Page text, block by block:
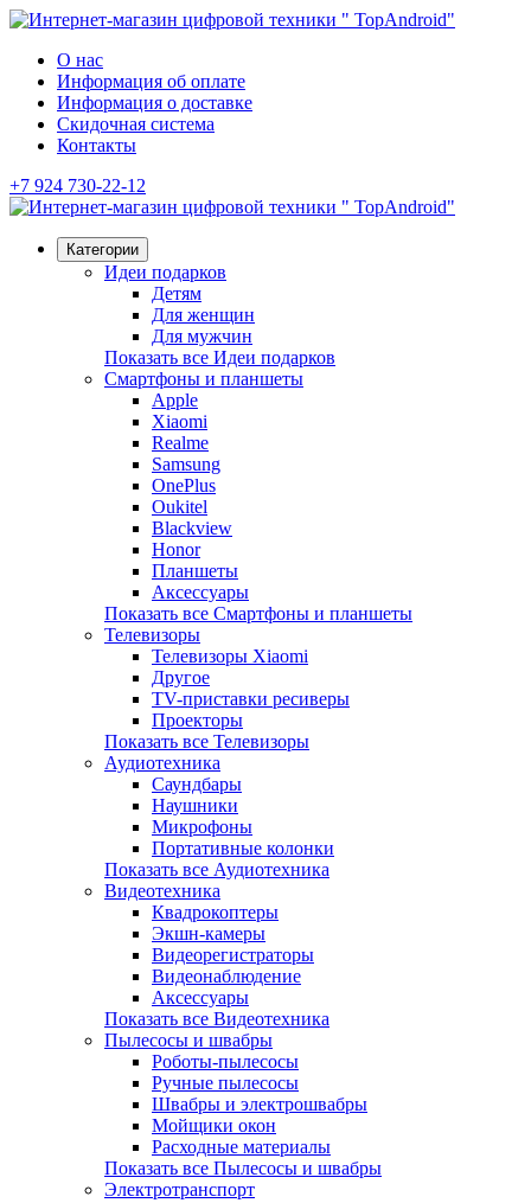
О нас
Информация об оплате
Информация о доставке
Скидочная система
Контакты
+7 924 730-22-12
Категории
Идеи подарков
Детям
Для женщин
Для мужчин
Показать все Идеи подарков
Смартфоны и планшеты
Apple
Xiaomi
Realme
Samsung
OnePlus
Oukitel
Blackview
Honor
Планшеты
Аксессуары
Показать все Смартфоны и планшеты
Телевизоры
Телевизоры Xiaomi
Другое
TV-приставки ресиверы
Проекторы
Показать все Телевизоры
Аудиотехника
Саундбары
Наушники
Микрофоны
Портативные колонки
Показать все Аудиотехника
Видеотехника
Квадрокоптеры
Экшн-камеры
Видеорегистраторы
Видеонаблюдение
Аксессуары
Показать все Видеотехника
Пылесосы и швабры
Роботы-пылесосы
Ручные пылесосы
Швабры и электрошвабры
Мойщики окон
Расходные материалы
Показать все Пылесосы и швабры
Электротранспорт